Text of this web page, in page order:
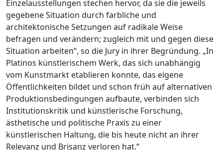
Einzelausstellungen stechen hervor, da sie die jeweils
gegebene Situation durch farbliche und
architektonische Setzungen auf radikale Weise
befragen und verändern; zugleich mit und gegen diese
Situation arbeiten“, so die Jury in ihrer Begründung. „In
Platinos künstlerischem Werk, das sich unabhängig
vom Kunstmarkt etablieren konnte, das eigene
Öffentlichkeiten bildet und schon früh auf alternativen
Produktionsbedingungen aufbaute, verbinden sich
Institutionskritik und künstlerische Forschung,
ästhetische und politische Praxis zu einer
künstlerischen Haltung, die bis heute nicht an ihrer
Relevanz und Brisanz verloren hat.“